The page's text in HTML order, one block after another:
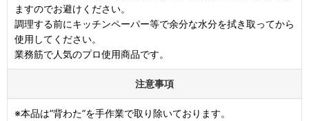
ますのでお避けください。
調理する前にキッチンペーパー等で余分な水分を拭き取ってから
使用してください。
業務筋で人気のプロ使用商品です。
注意事項
※本品は”背わた”を手作業で取り除いております。